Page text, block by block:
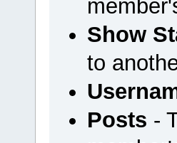
Show
to
Posts -